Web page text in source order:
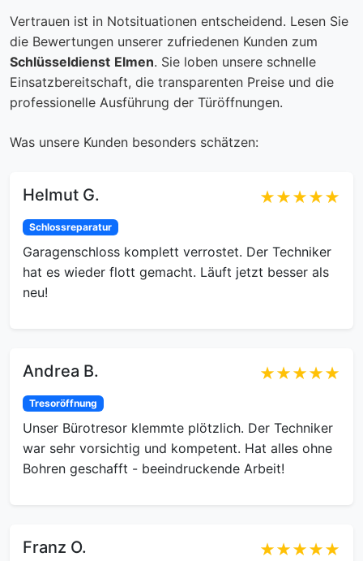
Vertrauen ist in Notsituationen entscheidend. Lesen Sie
die Bewertungen unserer zufriedenen Kunden zum
Schlüsseldienst Elmen. Sie loben unsere schnelle
Einsatzbereitschaft, die transparenten Preise und die
professionelle Ausführung der Türöffnungen.
Was unsere Kunden besonders schätzen:
Helmut G. ★★★★★
Schlossreparatur
Garagenschloss komplett verrostet. Der Techniker
hat es wieder flott gemacht. Läuft jetzt besser als
neu!
Andrea B. ★★★★★
Tresoröffnung
Unser Bürotresor klemmte plötzlich. Der Techniker
war sehr vorsichtig und kompetent. Hat alles ohne
Bohren geschafft - beeindruckende Arbeit!
Franz O. ★★★★★